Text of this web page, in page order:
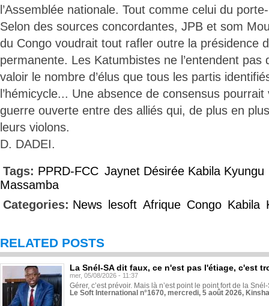
l’Assemblée nationale. Tout comme celui du
Selon des sources concordantes, JPB et som
du Congo voudrait tout rafler outre la présidence
permanente. Les Katumbistes ne l’entendent pas
valoir le nombre d’élus que tous les partis
l’hémicycle... Une absence de consensus
guerre ouverte entre des alliés qui, de plus en
leurs violons.
D. DADEI.
Tags: PPRD-FCC Jaynet Désirée Kabila Kyungu
Massamba
Categories: News lesoft Afrique Congo Kabila
RELATED POSTS
La Snél-SA dit faux, ce n'est pas l'étiage, c'est
mer, 05/08/2026 - 11:37
Gérer, c’est prévoir. Mais là n’est point le point fort de la
Le Soft International n°1670, mercredi, 5 août 2026,